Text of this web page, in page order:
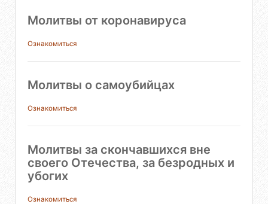
Молитвы от коронавируса
Ознакомиться
Молитвы о самоубийцах
Ознакомиться
Молитвы за скончавшихся вне
своего Отечества, за безродных и
убогих
Ознакомиться